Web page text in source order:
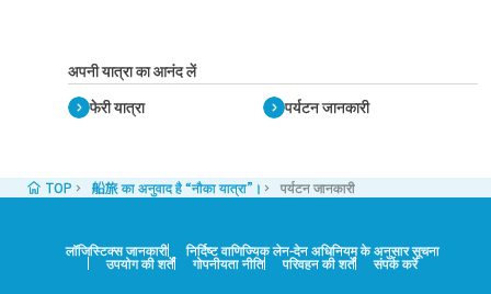
अपनी यात्रा का आनंद लें
फेरी यात्रा
पर्यटन जानकारी
TOP 船旅 का अनुवाद है “नौका यात्रा”। पर्यटन जानकारी
लॉजिस्टिक्स जानकारी निर्दिष्ट वाणिज्यिक लेन-देन अधिनियम के अनुसार सूचना
उपयोग की शर्तें गोपनीयता नीति परिवहन की शर्तें संपर्क करें